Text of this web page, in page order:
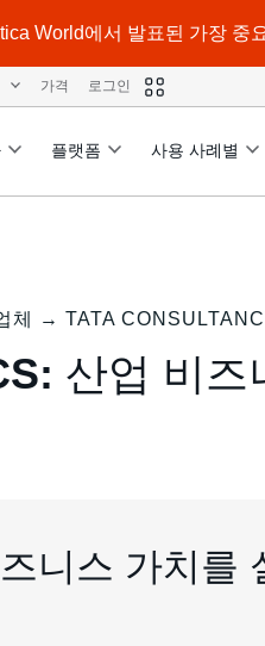
World에서 발표된 가장 중
플랫폼 사용 사례별
가격 로그인
체 → TATA
산업 비즈
니스 가치를